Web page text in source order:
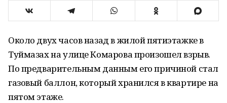
Около двух часов назад в жилой пятиэтажке в
Туймазах на улице Комарова произошел взрыв.
По предварительным данным его причиной стал
газовый баллон, который хранился в квартире на
пятом этаже.